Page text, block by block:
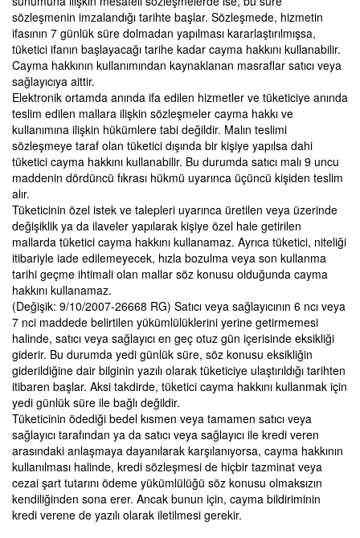
sözleşmenin imzalandığı tarihte başlar. Sözleşmede, hizmetin
ifasının 7 günlük süre dolmadan yapılması kararlaştırılmışsa,
tüketici ifanın başlayacağı tarihe kadar cayma hakkını kullanabilir.
Cayma hakkının kullanımından kaynaklanan masraflar satıcı veya
sağlayıcıya aittir.
Elektronik ortamda anında ifa edilen hizmetler ve tüketiciye anında
teslim edilen mallara ilişkin sözleşmeler cayma hakkı ve
kullanımına ilişkin hükümlere tabi değildir. Malın teslimi
sözleşmeye taraf olan tüketici dışında bir kişiye yapılsa dahi
tüketici cayma hakkını kullanabilir. Bu durumda satıcı malı 9 uncu
maddenin dördüncü fıkrası hükmü uyarınca üçüncü kişiden teslim
alır.
Tüketicinin özel istek ve talepleri uyarınca üretilen veya üzerinde
değişiklik ya da ilaveler yapılarak kişiye özel hale getirilen
mallarda tüketici cayma hakkını kullanamaz. Ayrıca tüketici, niteliği
itibariyle iade edilemeyecek, hızla bozulma veya son kullanma
tarihi geçme ihtimali olan mallar söz konusu olduğunda cayma
hakkını kullanamaz.
(Değişik: 9/10/2007-26668 RG) Satıcı veya sağlayıcının 6 ncı veya
7 nci maddede belirtilen yükümlülüklerini yerine getirmemesi
halinde, satıcı veya sağlayıcı en geç otuz gün içerisinde eksikliği
giderir. Bu durumda yedi günlük süre, söz konusu eksikliğin
giderildiğine dair bilginin yazılı olarak tüketiciye ulaştırıldığı tarihten
itibaren başlar. Aksi takdirde, tüketici cayma hakkını kullanmak için
yedi günlük süre ile bağlı değildir.
Tüketicinin ödediği bedel kısmen veya tamamen satıcı veya
sağlayıcı tarafından ya da satıcı veya sağlayıcı ile kredi veren
arasındaki anlaşmaya dayanılarak karşılanıyorsa, cayma hakkının
kullanılması halinde, kredi sözleşmesi de hiçbir tazminat veya
cezai şart tutarını ödeme yükümlülüğü söz konusu olmaksızın
kendiliğinden sona erer. Ancak bunun için, cayma bildiriminin
kredi verene de yazılı olarak iletilmesi gerekir.